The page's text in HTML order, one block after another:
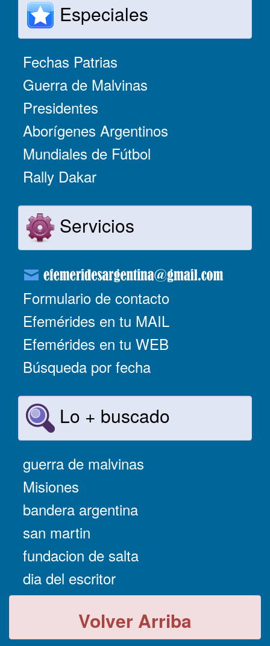
Especiales
Fechas Patrias
Guerra de Malvinas
Presidentes
Aborígenes Argentinos
Mundiales de Fútbol
Rally Dakar
Servicios
Formulario de contacto
Efemérides en tu MAIL
Efemérides en tu WEB
Búsqueda por fecha
Lo + buscado
guerra de malvinas
Misiones
bandera argentina
san martin
fundacion de salta
dia del escritor
Volver Arriba